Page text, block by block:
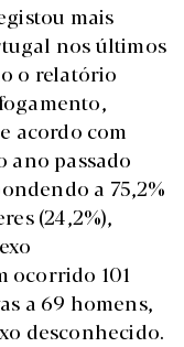
mais
nos últimos
o relatório
acordo com
ano passado
a 75,2%
(24,2%),
ocorrido 101
a 69 homens,
desconhecido.